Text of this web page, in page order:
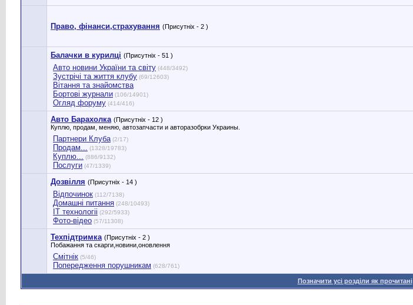
Право, фінанси,страхування (Присутніх - 2 )
Балачки в курилці (Присутніх - 51 )
Авто новини України та світу (448/3492)
Зустрічі та життя клубу (69/12603)
Вітання та знайомства
Бортові журнали (106/14901)
Огляд форуму (414/416)
Авто Барахолка (Присутніх - 12 )
Куплю, продам, меняю, автозапчасти и авторазобрки Украины.
Партнери Клуба (2/17)
Продам... (1328/19783)
Куплю... (886/9132)
Послуги (47/1339)
Дозвілля (Присутніх - 14 )
Відпочинок (112/7138)
Домашні питання (248/10493)
IT технологіі (292/5933)
Фото-відео (57/11308)
Техпідтримка (Присутніх - 2 )
Побажання та скарги,новини,оновлення
Смітнік (5/46)
Попередження порушникам (628/761)
Позначити усі розділи як прочитані